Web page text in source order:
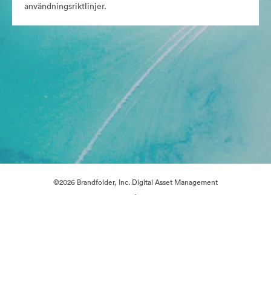
användningsriktlinjer.
©2026 Brandfolder, Inc. Digital Asset Management
·